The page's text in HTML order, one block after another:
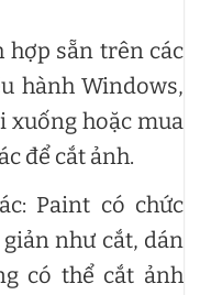
hợp sẵn trên các
hành Windows,
xuống hoặc mua
để cắt ảnh.
Paint có chức
như cắt, dán
có thể cắt ảnh